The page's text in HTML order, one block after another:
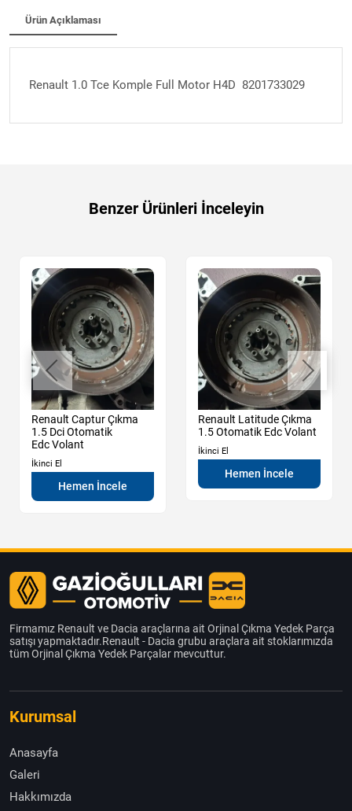
Ürün Açıklaması
Renault 1.0 Tce Komple Full Motor H4D 8201733029
Benzer Ürünleri İnceleyin
Renault Captur Çıkma
1.5 Dci Otomatik
Edc Volant
İkinci El
Hemen İncele
Renault Latitude Çıkma
1.5 Otomatik Edc Volant
İkinci El
Hemen İncele
Firmamız Renault ve Dacia araçlarına ait Orjinal Çıkma Yedek Parça
satışı yapmaktadır.Renault - Dacia grubu araçlara ait stoklarımızda
tüm Orjinal Çıkma Yedek Parçalar mevcuttur.
Kurumsal
Anasayfa
Galeri
Hakkımızda